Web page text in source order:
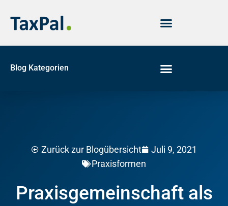
Blog Kategorien
Zurück zur Blogübersicht
Juli 9, 2021
Praxisformen
Praxisgemeinschaft als